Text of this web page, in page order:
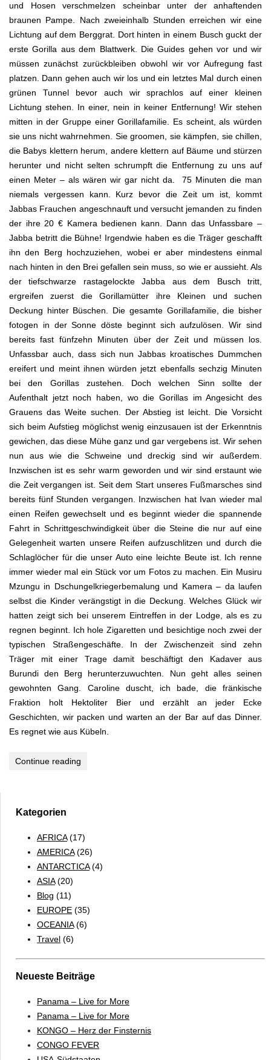
und Hosen verschmelzen scheinbar unter der anhaftenden
braunen Pampe. Nach zweieinhalb Stunden erreichen wir eine
Lichtung auf dem Berggrat. Dort hinten in einem Busch guckt der
erste Gorilla aus dem Blattwerk. Die Guides gehen vor und wir
müssen zunächst zurückbleiben obwohl wir vor Aufregung fast
platzen. Dann gehen auch wir los und ein letztes Mal durch einen
grünen Tunnel bevor auch wir sprachlos auf einer kleinen
Lichtung stehen. In einer, nein in keiner Entfernung! Wir stehen
mitten in der Gruppe einer Gorillafamilie. Es scheint, als würden
sie uns nicht wahrnehmen. Sie groomen, sie kämpfen, sie chillen,
die Babys klettern herum, andere klettern auf Bäume und stürzen
herunter und nicht selten schrumpft die Entfernung zu uns auf
einen Meter – als wären wir gar nicht da. 75 Minuten die man
niemals vergessen kann. Kurz bevor die Zeit um ist, kommt
Jabbas Frauchen angeschnauft und versucht jemanden zu finden
der ihre 20 € Kamera bedienen kann. Dann das Unfassbare –
Jabba betritt die Bühne! Irgendwie haben es die Träger geschafft
ihn den Berg hochzuziehen, wobei er aber mindestens einmal
nach hinten in den Brei gefallen sein muss, so wie er aussieht. Als
der tiefschwarze rastagelockte Jabba aus dem Busch tritt,
ergreifen zuerst die Gorillamütter ihre Kleinen und suchen
Deckung hinter Büschen. Die gesamte Gorillafamilie, die bisher
fotogen in der Sonne döste beginnt sich aufzulösen. Wir sind
bereits fast fünfzehn Minuten über der Zeit und müssen los.
Unfassbar auch, dass sich nun Jabbas kroatisches Dummchen
ereifert und meint ihnen würden jetzt ebenfalls sechzig Minuten
bei den Gorillas zustehen. Doch welchen Sinn sollte der
Aufenthalt jetzt noch haben, wo die Gorillas im Angesicht des
Grauens das Weite suchen. Der Abstieg ist leicht. Die Vorsicht
sich beim Aufstieg möglichst wenig einzusauen ist der Erkenntnis
gewichen, das diese Mühe ganz und gar vergebens ist. Wir sehen
nun aus wie die Schweine und dreckig sind wir außerdem.
Inzwischen ist es sehr warm geworden und wir sind erstaunt wie
die Zeit vergangen ist. Seit dem Start unseres Fußmarsches sind
bereits fünf Stunden vergangen. Inzwischen hat Ivan wieder mal
einen Reifen gewechselt und es beginnt wieder die spannende
Fahrt in Schrittgeschwindigkeit über die Steine die nur auf eine
Gelegenheit warten unsere Reifen aufzuschlitzen und durch die
Schlaglöcher für die unser Auto eine leichte Beute ist. Ich renne
immer wieder mal ein Stück vor um Fotos zu machen. Ein Musiru
Mzungu in Dschungelkriegerbemalung und Kamera – da laufen
selbst die Kinder verängstigt in die Deckung. Welches Glück wir
hatten zeigt sich bei unserem Eintreffen in der Lodge, als es zu
regnen beginnt. Ich hole Zigaretten und besichtige noch zwei der
typischen Straßengeschäfte. In der Zwischenzeit sind zehn
Träger mit einer Trage damit beschäftigt den Kadaver aus
Burundi den Berg herunterzuwuchten. Nun geht alles seinen
gewohnten Gang. Caroline duscht, ich bade, die fränkische
Fraktion holt Hektoliter Bier und erzählt an jeder Ecke
Geschichten, wir packen und warten an der Bar auf das Dinner.
Es regnet wie aus Kübeln.
Continue reading
Kategorien
AFRICA(17)
AMERICA(26)
ANTARCTICA(4)
ASIA(20)
Blog (11)
EUROPE (35)
OCEANIA(6)
Travel (6)
Neueste Beiträge
Panama – Live for More
Panama – Live for More
KONGO – Herz der Finsternis
CONGO FEVER